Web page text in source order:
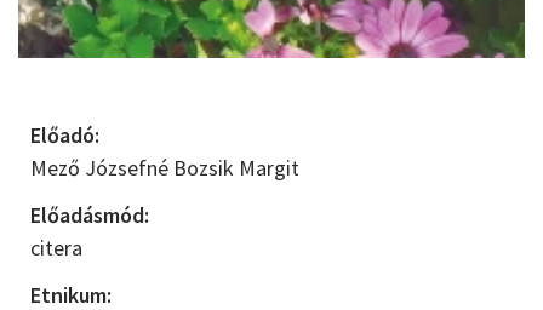
Előadó:
Mező Józsefné Bozsik Margit
Előadásmód:
citera
Etnikum: